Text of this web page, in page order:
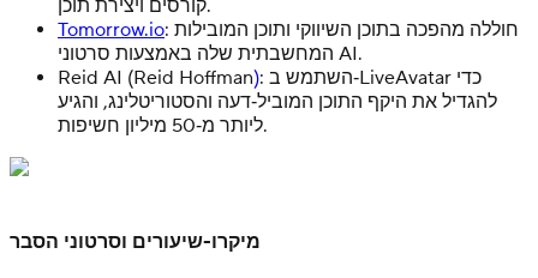
קורסים ויצירת תוכן.
Tomorrow.io: חוללה מהפכה בתוכן השיווקי ותוכן המובילות
המחשבתית שלה באמצעות סרטוני AI.
Reid AI (Reid Hoffman): השתמש ב‑LiveAvatar כדי
להגדיל את היקף התוכן המוביל‑דעה והסטוריטלינג, והגיע
ליותר מ‑50 מיליון חשיפות.
מיקרו-שיעורים וסרטוני הסבר